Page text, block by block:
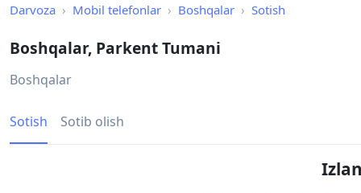
Darvoza Mobil telefonlar Boshqalar Sotish
Boshqalar, Parkent Tumani
Boshqalar
Sotish Sotib olish